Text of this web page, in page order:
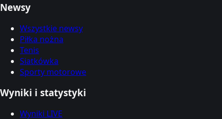
Newsy
Wszystkie newsy
Piłka nożna
Tenis
Siatkówka
Sporty motorowe
Wyniki i statystyki
Wyniki LIVE